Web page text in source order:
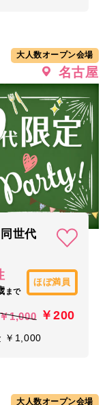
大人数オープン会場
名古屋
世代
まで
ほぼ満員
1,000 ￥200
￥1,000
大人数オープン会場